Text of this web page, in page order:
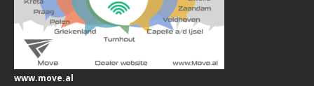
www.move.al